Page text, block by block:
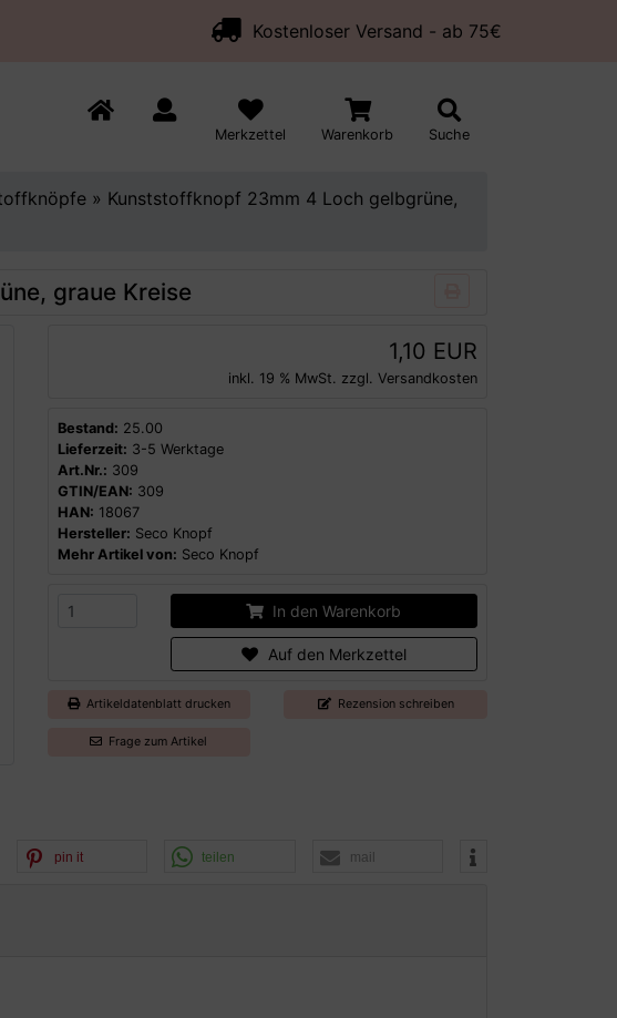
Kostenloser Versand - ab 75€
Merkzettel Warenkorb Suche
» Kunststoffknopf 23mm 4 Loch gelbgrüne,
graue Kreise
1,10 EUR
inkl. 19 % MwSt. zzgl. Versandkosten
Bestand: 25.00
Lieferzeit: 3-5 Werktage
Art.Nr.: 309
GTIN/EAN: 309
HAN: 18067
Hersteller: Seco Knopf
Mehr Artikel von: Seco Knopf
In den Warenkorb
Auf den Merkzettel
Artikeldatenblatt drucken Rezension schreiben
Frage zum Artikel
pin it teilen mail